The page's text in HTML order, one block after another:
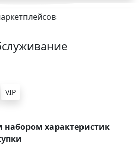
VIP
характеристик